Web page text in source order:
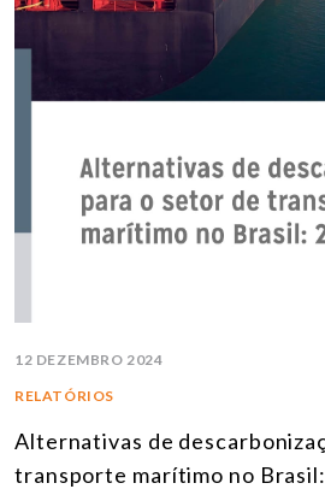
12 DEZEMBRO 2024
RELATÓRIOS
Alternativas de
transporte marítimo no